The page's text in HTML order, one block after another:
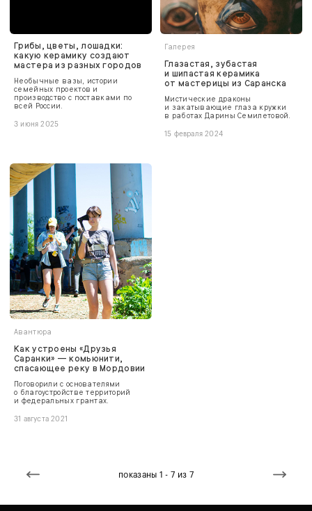
Грибы, цветы, лошадки:
какую керамику создают
мастера из разных городов
Необычные вазы, истории
семейных проектов и
производство с поставками по
всей России.
3 июня 2025
Галерея
Глазастая, зубастая
и шипастая керамика
от мастерицы из Саранска
Мистические драконы
и закатывающие глаза кружки
в работах Дарины Семилетовой.
15 февраля 2024
Авантюра
Как устроены «Друзья
Саранки» — комьюнити,
спасающее реку в Мордовии
Поговорили с основателями
о благоустройстве территорий
и федеральных грантах.
31 августа 2021
показаны 1 - 7 из 7